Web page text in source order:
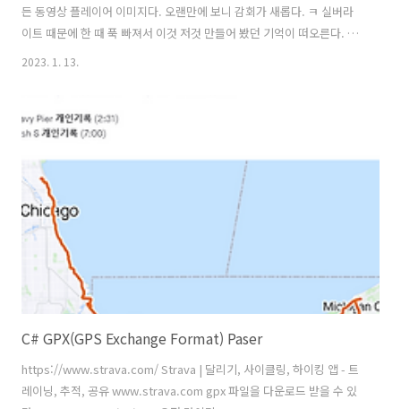
든 동영상 플레이어 이미지다. 오랜만에 보니 감회가 새롭다. ㅋ 실버라
이트 때문에 한 때 푹 빠져서 이것 저것 만들어 봤던 기억이 떠오른다. 당
시 비싼 가격에 웹호스팅 업체에 한 달 사용료를 내고 테스트용 웹사이트
시대가 됐다. 또 저렴한 가격에 MS의 에저, 아마존의 AWS등 클라우드
환경이 지원되기도 하다. 옛날 호랑이 담배 피던 시절처럼? 서버가 맛가
면 밤 새워가며 복구하는 시대는 저 멀리 갔다. 막말로 카트리지 형태로
이전에 돌리던 환경 그대로 복제하여 복구 할 수도 있다. 또 쿠버네티
스,..
2023. 1. 13.
C# GPX(GPS Exchange Format) Paser
https://www.strava.com/ Strava | 달리기, 사이클링, 하이킹 앱 - 트
레이닝, 추적, 공유 www.strava.com gpx 파일을 다운로드 받을 수 있